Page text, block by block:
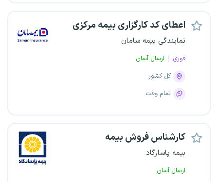
اعطای کد کارگزاری بیمه مرکزی
نمایندگی بیمه سامان
فوری
ارسال آسان
کل کشور
تمام وقت
کارشناس فروش بیمه
بیمه پاسارگاد
ارسال آسان